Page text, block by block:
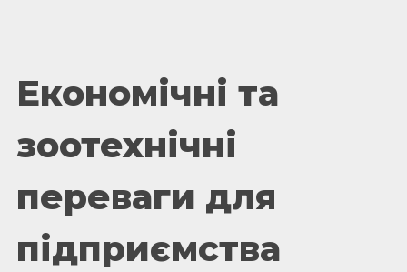
Економічні та
зоотехнічні
переваги для
підприємства